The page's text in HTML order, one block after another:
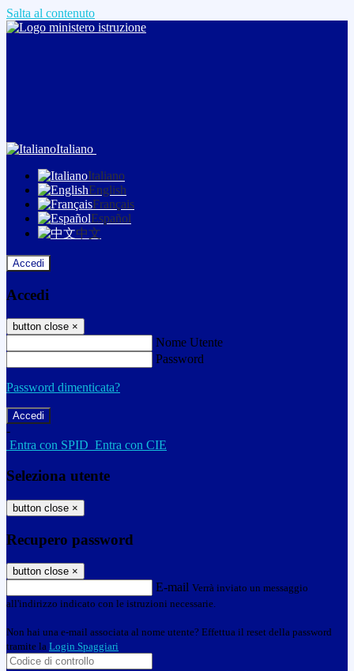
Salta al contenuto
Italiano
Italiano
English
Français
Español
中文
Accedi
Accedi
button close ×
Nome Utente
Password
Password dimenticata?
-
Entra con SPID Entra con CIE
Seleziona utente
button close ×
Recupero password
button close ×
E-mail Verrà inviato un messaggio
all'indirizzo indicato con le istruzioni necessarie.
Non hai una e-mail associata al nome utente? Effettua il reset della password
tramite la Login Spaggiari